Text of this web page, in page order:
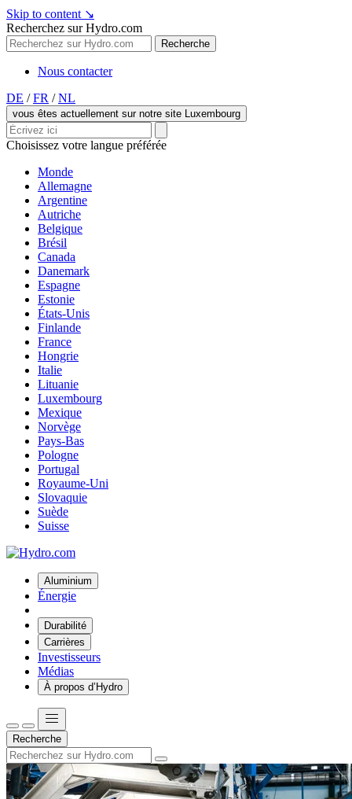
Skip to content ↘
Recherchez sur Hydro.com
Recherche
Nous contacter
DE / FR / NL
vous êtes actuellement sur notre site Luxembourg
Choisissez votre langue préférée
Monde
Allemagne
Argentine
Autriche
Belgique
Brésil
Canada
Danemark
Espagne
Estonie
États-Unis
Finlande
France
Hongrie
Italie
Lituanie
Luxembourg
Mexique
Norvège
Pays-Bas
Pologne
Portugal
Royaume-Uni
Slovaquie
Suède
Suisse
Aluminium
Énergie
Durabilité
Carrières
Investisseurs
Médias
À propos d’Hydro
Recherche